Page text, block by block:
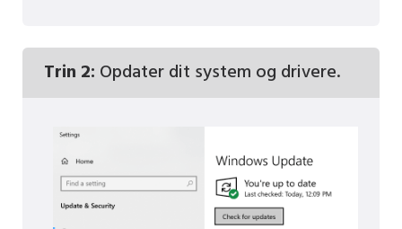
Trin 2: Opdater dit system og drivere.